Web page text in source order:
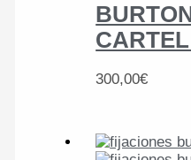
300,00€